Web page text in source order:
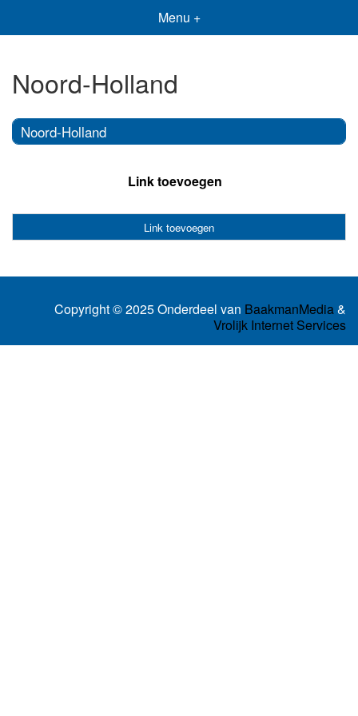
Menu +
Noord-Holland
Noord-Holland
Link toevoegen
Link toevoegen
Copyright © 2025 Onderdeel van BaakmanMedia&
Vrolijk Internet Services